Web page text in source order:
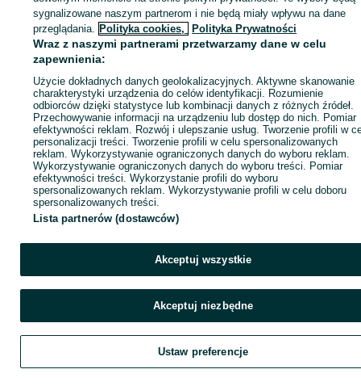
586407519 Wyświetlenia:
Zadzwoń / SMS
sygnalizowane naszym partnerom i nie będą miały wpływu na dane
przeglądania. Polityka cookies, Polityka Prywatności
Wraz z naszymi partnerami przetwarzamy dane w celu
zapewnienia:
Użycie dokładnych danych geolokalizacyjnych. Aktywne skanowanie
charakterystyki urządzenia do celów identyfikacji. Rozumienie
odbiorców dzięki statystyce lub kombinacji danych z różnych źródeł.
Przechowywanie informacji na urządzeniu lub dostęp do nich. Pomiar
efektywności reklam. Rozwój i ulepszanie usług. Tworzenie profili w
personalizacji treści. Tworzenie profili w celu spersonalizowanych
reklam. Wykorzystywanie ograniczonych danych do wyboru reklam.
Wykorzystywanie ograniczonych danych do wyboru treści. Pomiar
efektywności treści. Wykorzystanie profili do wyboru
spersonalizowanych reklam. Wykorzystywanie profili w celu doboru
spersonalizowanych treści.
Lista partnerów (dostawców)
Akceptuj wszystkie
Akceptuj niezbędne
Ustaw preferencje